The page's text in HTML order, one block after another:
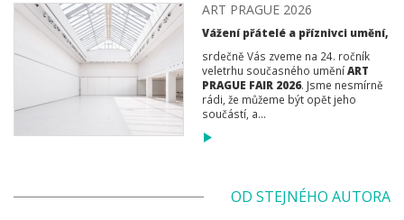
ART PRAGUE 2026
Vážení přátelé a příznivci umění,
srdečně Vás zveme na 24. ročník
veletrhu současného uměníART
PRAGUE FAIR 2026. Jsme nesmírně
rádi, že můžeme být opět jeho
součástí, a...
OD STEJNÉHO AUTORA